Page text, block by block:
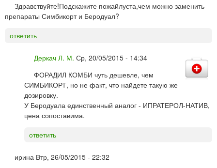
Здравствуйте!Подскажите пожайлуста,чем можно заменить
препараты Симбикорт и Беродуал?
ответить
Деркач Л. М. Ср, 20/05/2015 - 14:34
ФОРАДИЛ КОМБИ чуть дешевле, чем
СИМБИКОРТ, но не факт, что найдете такую же
дозировку.
У Беродуала единственный аналог - ИПРАТЕРОЛ-НАТИВ,
цена сопоставима.
ответить
ирина Втр, 26/05/2015 - 22:32